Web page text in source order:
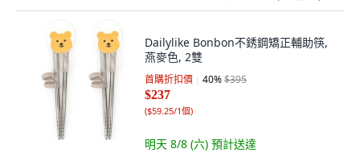
Dailylike Bonbon不銹鋼矯正輔助筷,
燕麥色, 2雙
首購折扣價 40%$395
$237
($59.25/1個)
明天 8/8 (六) 預計送達